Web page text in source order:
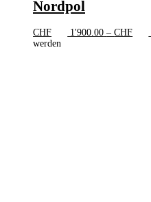
Nordpol
CHF 1'900.00 –CHF
werden